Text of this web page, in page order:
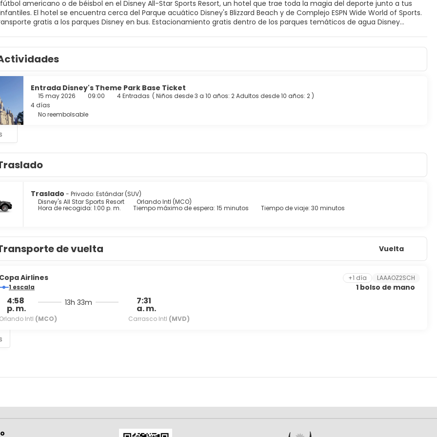
americano o de béisbol en el Disney All-Star Sports Resort, un hotel que trae toda la magia del deporte junto a tus
El hotel se encuentra cerca del Parque acuático Disney's Blizzard Beach y de Complejo ESPN Wide World of Sports.
miércoles, jueves y sábados en la piscina Surfboard Bay a las 20h. Muévete al mejor estilo de Disney en la Minnie Van,
adicional. Para soñar Las habitaciones de Disney All-Star Sports disponen de balcón, cuentan con Wi-Fi gratuito, aire
TV por cable. El baño cuenta con artículos de higiene personal y secador de pelo. Sabores El hotel te reserva un
propio para que puedas comer algo, además podes disfrutar de tu bebida favorita en el bar junto a la
Usa la app My Disney Experience para simplificar el check-in/out, realizar reservas en los restaurantes, entre
Reserva tus comidas en tus restaurantes favoritos lo antes posible para toda tu estadía, no te quedes sin ese
Entrada Disney's Theme Park Base Ticket
15 may 2026 09:00 4 Entradas ( Niños desde 3 a 10 años: 2Adultos desde 10 años: 2 )
4 días
No reembolsable
Traslado - Privado: Estándar (SUV)
Disney's All Star Sports Resort
Orlando Intl (MCO)
Hora de recogida: 1:00 p. m. Tiempo máximo de espera: 15 minutos Tiempo de viaje: 30 minutos
de vuelta Vuelta
Copa Airlines
1 escala
4:58
p. m.
Orlando Intl (MCO)
13h 33m 7:31
a. m.
Carrasco Intl (MVD)
+1 día LAAAOZ2SCH
1 bolso de mano